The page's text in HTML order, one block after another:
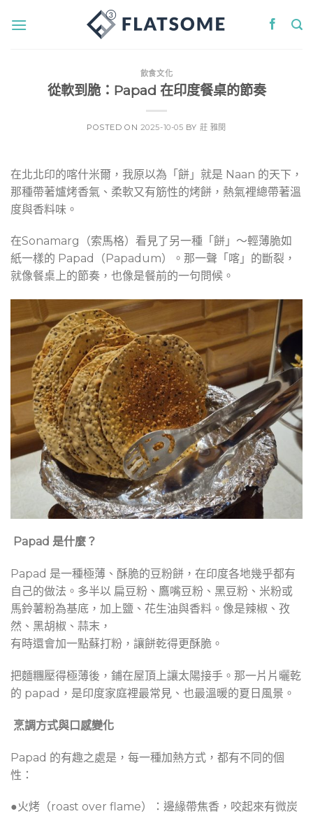
飲食文化
從軟到脆：Papad 在印度餐桌的節奏
POSTED ON 2025-10-05 BY 莊 雅閔
在北北印的喀什米爾，我原以為「餅」就是 Naan 的天下，
那種帶著爐烤香氣、柔軟又有筋性的烤餅，熱氣裡總帶著溫
度與香料味。
在Sonamarg（索馬格）看見了另一種「餅」～輕薄脆如
紙一樣的 Papad（Papadum）。那一聲「喀」的斷裂，
就像餐桌上的節奏，也像是餐前的一句問候。
Papad 是什麼？
Papad 是一種極薄、酥脆的豆粉餅，在印度各地幾乎都有
自己的做法。多半以 扁豆粉、鷹嘴豆粉、黑豆粉、米粉或
馬鈴薯粉為基底，加上鹽、花生油與香料。像是辣椒、孜
然、黑胡椒、蒜末，
有時還會加一點蘇打粉，讓餅乾得更酥脆。
把麵糰壓得極薄後，鋪在屋頂上讓太陽接手。那一片片曬乾
的 papad，是印度家庭裡最常見、也最溫暖的夏日風景。
烹調方式與口感變化
Papad 的有趣之處是，每一種加熱方式，都有不同的個
性：
●火烤（roast over flame）：邊緣帶焦香，咬起來有微炭